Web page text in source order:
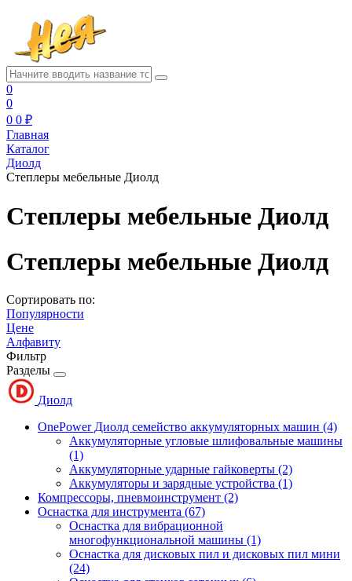
0
0
0 0 ₽
Главная
Каталог
Диолд
Степлеры мебельные Диолд
Степлеры мебельные Диолд
Степлеры мебельные Диолд
Сортировать по:
Популярности
Цене
Алфавиту
Фильтр
Разделы
Диолд
OnePower Диолд семейство аккумуляторных машин (4)
Аккумуляторные угловые шлифовальные машины
(1)
Аккумуляторные ударные гайковерты (2)
Аккумуляторы и зарядные устройства (1)
Компрессоры, пневмоинструмент (2)
Оснастка для инструмента (67)
Оснастка для вибрационной
многофункциональной машины (1)
Оснастка для дисковых пил и дисковых пил мини
(24)